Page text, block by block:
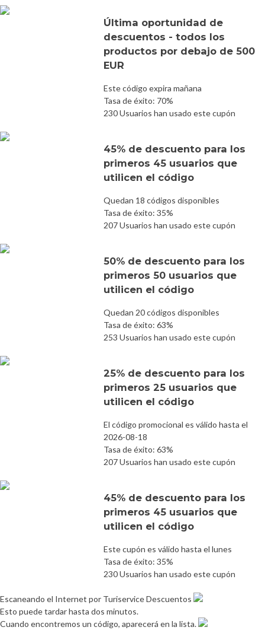
Última oportunidad de
descuentos - todos los
productos por debajo de 500
EUR
Este código expira mañana
Tasa de éxito: 70%
230 Usuarios han usado este cupón
45% de descuento para los
primeros 45 usuarios que
utilicen el código
Quedan 18 códigos disponibles
Tasa de éxito: 35%
207 Usuarios han usado este cupón
50% de descuento para los
primeros 50 usuarios que
utilicen el código
Quedan 20 códigos disponibles
Tasa de éxito: 63%
253 Usuarios han usado este cupón
25% de descuento para los
primeros 25 usuarios que
utilicen el código
El código promocional es válido hasta el
2026-08-18
Tasa de éxito: 63%
207 Usuarios han usado este cupón
45% de descuento para los
primeros 45 usuarios que
utilicen el código
Este cupón es válido hasta el lunes
Tasa de éxito: 35%
230 Usuarios han usado este cupón
Escaneando el Internet por Turiservice Descuentos
Esto puede tardar hasta dos minutos.
Cuando encontremos un código, aparecerá en la lista.